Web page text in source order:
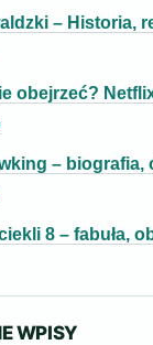
– Historia,
obejrzeć?
– biografia,
8 – fabuła,
WPISY